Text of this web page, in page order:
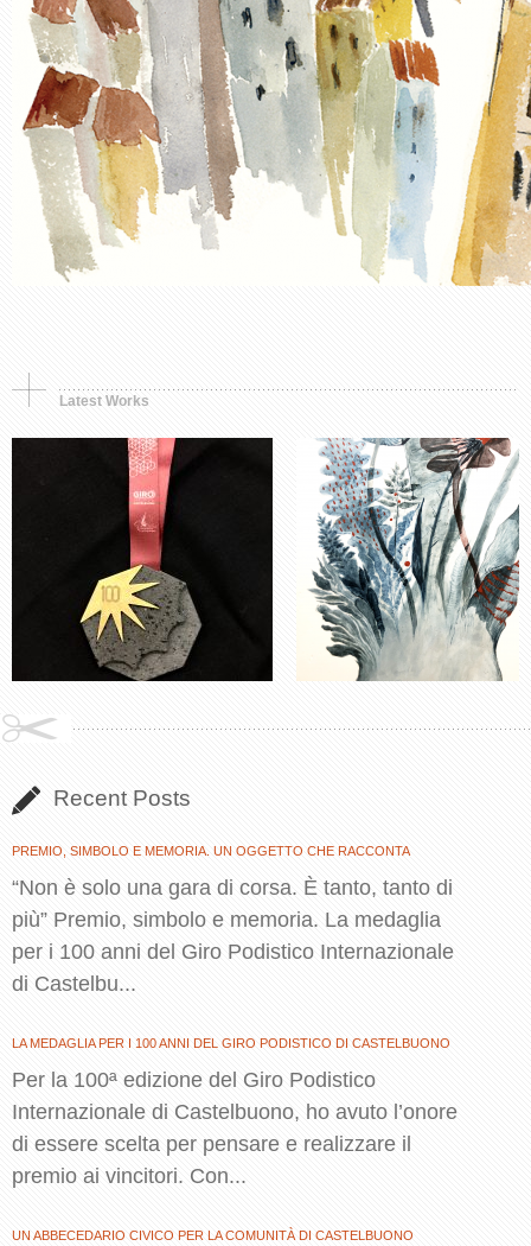
Latest Works
Synthetic object
Premio, simbolo e
memoria
Murals, Painting
Opera in tre parti.
Storia di una fioritura
Recent Posts
PREMIO, SIMBOLO E MEMORIA. UN OGGETTO CHE RACCONTA
“Non è solo una gara di corsa. È tanto, tanto di
più” Premio, simbolo e memoria. La medaglia
per i 100 anni del Giro Podistico Internazionale
di Castelbu...
LA MEDAGLIA PER I 100 ANNI DEL GIRO PODISTICO DI CASTELBUONO
Per la 100ª edizione del Giro Podistico
Internazionale di Castelbuono, ho avuto l’onore
di essere scelta per pensare e realizzare il
premio ai vincitori. Con...
UN ABBECEDARIO CIVICO PER LA COMUNITÀ DI CASTELBUONO